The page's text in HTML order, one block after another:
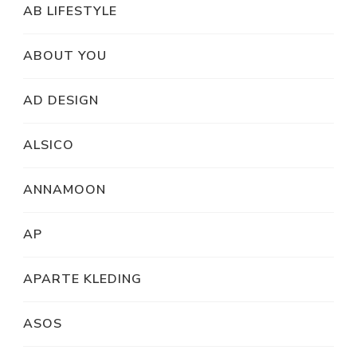
AB LIFESTYLE
ABOUT YOU
AD DESIGN
ALSICO
ANNAMOON
AP
APARTE KLEDING
ASOS